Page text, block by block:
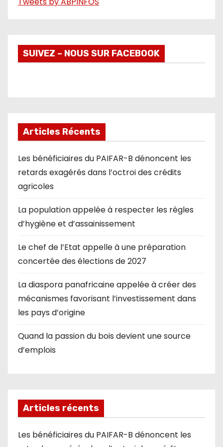
SUIVEZ – NOUS SUR FACEBOOK
Articles Récents
Les bénéficiaires du PAIFAR-B dénoncent les
retards exagérés dans l’octroi des crédits
agricoles
La population appelée à respecter les règles
d’hygiène et d’assainissement
Le chef de l’Etat appelle à une préparation
concertée des élections de 2027
La diaspora panafricaine appelée à créer des
mécanismes favorisant l’investissement dans
les pays d’origine
Quand la passion du bois devient une source
d’emplois
Articles récents
Les bénéficiaires du PAIFAR-B dénoncent les